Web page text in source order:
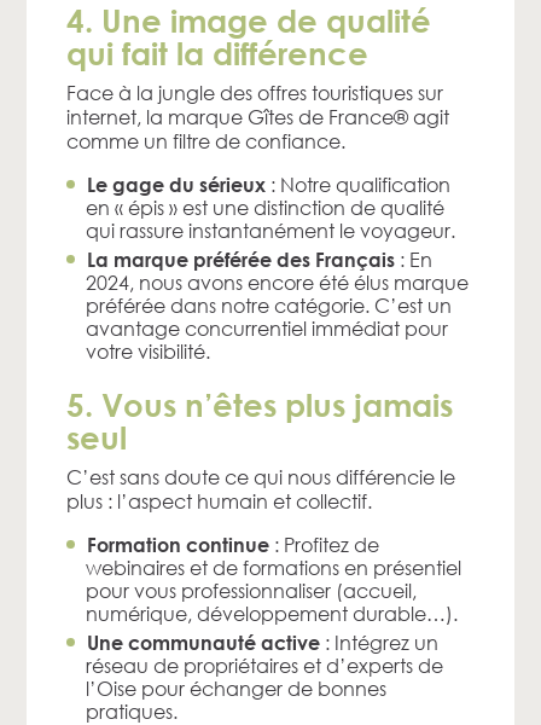
4. Une image de qualité
qui fait la différence
Face à la jungle des offres touristiques sur
internet, la marque Gîtes de France® agit
comme un filtre de confiance.
Le gage du sérieux : Notre qualification
en « épis » est une distinction de qualité
qui rassure instantanément le voyageur.
La marque préférée des Français : En
2024, nous avons encore été élus marque
préférée dans notre catégorie. C’est un
avantage concurrentiel immédiat pour
votre visibilité.
5. Vous n’êtes plus jamais
seul
C’est sans doute ce qui nous différencie le
plus : l’aspect humain et collectif.
Formation continue : Profitez de
webinaires et de formations en présentiel
pour vous professionnaliser (accueil,
numérique, développement durable…).
Une communauté active : Intégrez un
réseau de propriétaires et d’experts de
l’Oise pour échanger de bonnes
pratiques.